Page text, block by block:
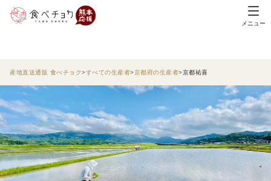
メニュー
産地直送通販 食べチョク すべての生産者 京都府の生産者 京都祐喜